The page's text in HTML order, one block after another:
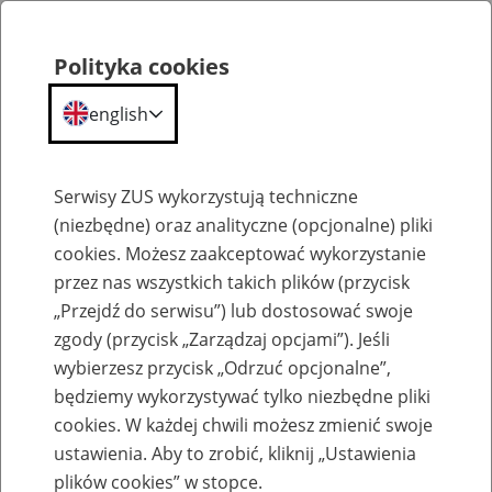
Szkolenia
Zaproś ZUS do siebie: Aktywni 50+
Polityka cookies
english
Serwisy ZUS wykorzystują techniczne
(niezbędne) oraz analityczne (opcjonalne) pliki
cookies. Możesz zaakceptować wykorzystanie
przez nas wszystkich takich plików (przycisk
„Przejdź do serwisu”) lub dostosować swoje
zgody (przycisk „Zarządzaj opcjami”). Jeśli
wybierzesz przycisk „Odrzuć opcjonalne”,
będziemy wykorzystywać tylko niezbędne pliki
cookies. W każdej chwili możesz zmienić swoje
ustawienia. Aby to zrobić, kliknij „Ustawienia
plików cookies” w stopce.